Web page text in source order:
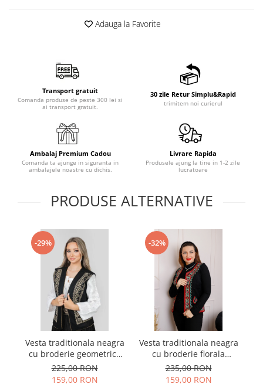
Adauga la Favorite
Transport gratuit
Comanda produse de peste 300 lei si
ai transport gratuit.
30 zile Retur Simplu&Rapid
trimitem noi curierul
Ambalaj Premium Cadou
Comanda ta ajunge in siguranta in
ambalajele noastre cu dichis.
Livrare Rapida
Produsele ajung la tine in 1-2 zile
lucratoare
PRODUSE ALTERNATIVE
-29%
Vesta traditionala neagra
cu broderie geometrica
crem Flavia
225,00 RON
159,00 RON
-32%
Vesta traditionala neagra
cu broderie florala
multicolora Emanuela 02
235,00 RON
159,00 RON